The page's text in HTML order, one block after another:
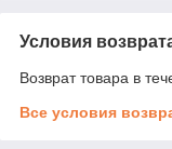
Условия
Возврат товара в
Все условия